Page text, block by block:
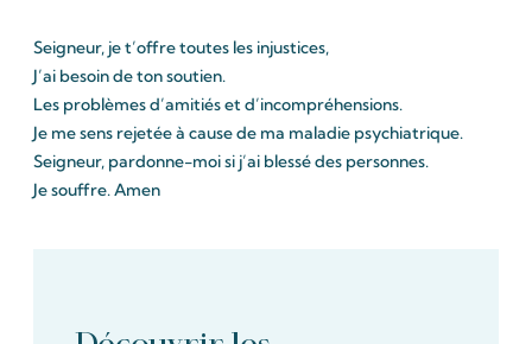
Seigneur, je t’offre toutes les injustices,
J’ai besoin de ton soutien.
Les problèmes d’amitiés et d’incompréhensions.
Je me sens rejetée à cause de ma maladie psychiatrique.
Seigneur, pardonne-moi si j’ai blessé des personnes.
Je souffre. Amen